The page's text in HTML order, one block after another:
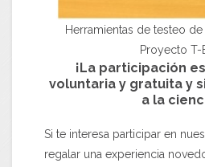
Herramientas de testeo
Proyecto T-
¡La participación
voluntaria y gratuita y
a la
Si te interesa participar en
regalar una experiencia